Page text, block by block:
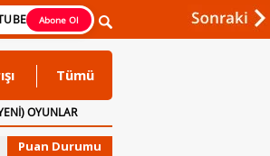
Abone Ol
Tümü
OYUNLAR
Puan Durumu